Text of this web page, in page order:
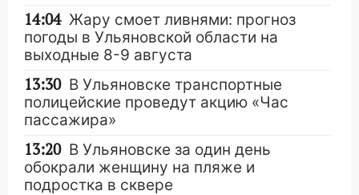
14:04 Жару смоет ливнями: прогноз
погоды в Ульяновской области на
выходные 8-9 августа
13:30 В Ульяновске транспортные
полицейские проведут акцию «Час
пассажира»
13:20 В Ульяновске за один день
обокрали женщину на пляже и
подростка в сквере